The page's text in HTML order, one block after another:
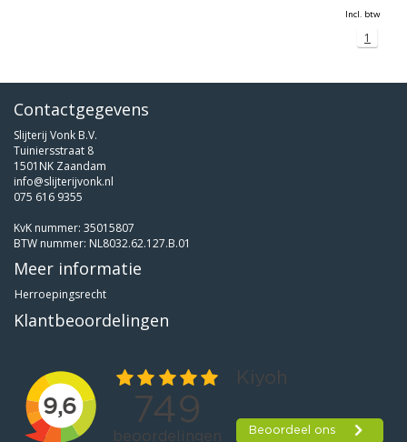
Incl. btw
1
Contactgegevens
Slijterij Vonk B.V.
Tuiniersstraat 8
1501NK Zaandam
info@slijterijvonk.nl
075 616 9355
KvK nummer: 35015807
BTW nummer: NL8032.62.127.B.01
Meer informatie
Herroepingsrecht
Klantbeoordelingen